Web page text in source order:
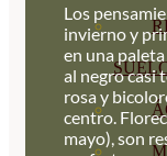
Los
invierno y
en una
al negro casi
rosa y
centro.
mayo), son